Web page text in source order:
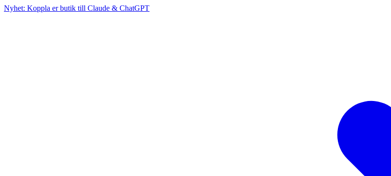
Nyhet: Koppla er butik till Claude & ChatGPT